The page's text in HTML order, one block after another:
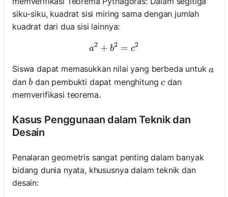
siku-siku, kuadrat sisi miring sama dengan jumlah
kuadrat dari dua sisi lainnya:
a^2 + b^2 = c^2
a2 + b2 = c2
Siswa dapat memasukkan nilai yang berbeda untuka
a
danb
b dan pembukti dapat menghitungc
c dan
memverifikasi teorema.
Kasus Penggunaan dalam Teknik dan
Desain
Penalaran geometris sangat penting dalam banyak
bidang dunia nyata, khususnya dalam teknik dan
desain: